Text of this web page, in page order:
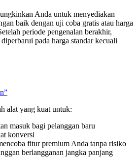
Anda untuk menyediakan
baik dengan uji coba gratis atau harga
periode pengenalan berakhir,
pada harga standar kecuali
alat yang kuat untuk:
masuk bagi pelanggan baru
konversi
fitur premium Anda tanpa risiko
berlangganan jangka panjang